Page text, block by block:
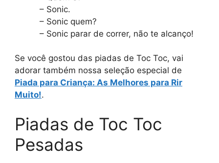
– Sonic.
– Sonic quem?
– Sonic parar de correr, não te alcanço!
Se você gostou das piadas de Toc Toc, vai
adorar também nossa seleção especial de
Piada para Criança: As Melhores para Rir
Muito!.
Piadas de Toc Toc
Pesadas